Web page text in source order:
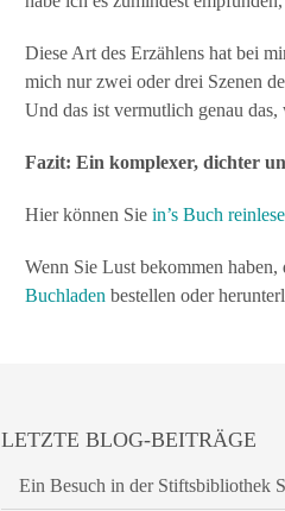
Diese Art des Erzählens hat bei
mich nur zwei oder drei Szenen
Und das ist vermutlich genau
Fazit: Ein komplexer, dichter
Hier können Sie in’s Buch
Wenn Sie Lust bekommen
Buchladen bestellen oder
LETZTE BLOG-BEITRÄGE
Ein Besuch in der Stiftsbibliothek